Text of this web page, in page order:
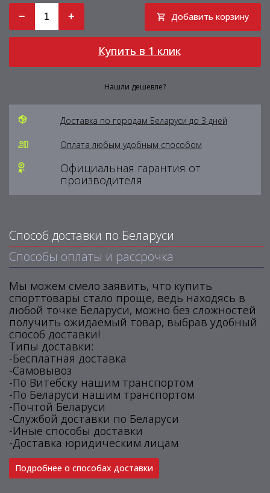
− + Добавить корзину
Купить в 1 клик
Нашли дешевле?
Доставка по городам Беларуси до 3 дней
Оплата любым удобным способом
Официальная гарантия от
производителя
Способ доставки по Беларуси
Способы оплаты и рассрочка
Мы можем смело заявить, что купить
спорттовары стало проще, ведь находясь в
любой точке Беларуси, можно без сложностей
получить ожидаемый товар, выбрав удобный
способ доставки!
Типы доставки:
-Бесплатная доставка
-Самовывоз
-По Витебску нашим транспортом
-По Беларуси нашим транспортом
-Почтой Беларуси
-Службой доставки по Беларуси
-Иные способы доставки
-Доставка юридическим лицам
Подробнее о способах доставки